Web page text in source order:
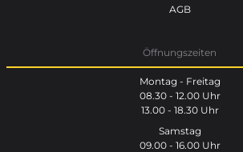
AGB
Öffnungszeiten
Montag - Freitag
08.30 - 12.00 Uhr
13.00 - 18.30 Uhr
Samstag
09.00 - 16.00 Uhr